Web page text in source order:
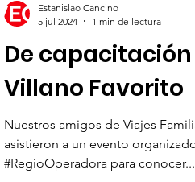
De
Villano Favorito
Nuestros amigos de Viajes
asistieron a un evento
#RegioOperadora para conocer...
Estanislao Cancino
5 jul 2024
1 min de lectura